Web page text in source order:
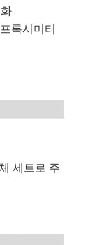
록시미티
세트로 주